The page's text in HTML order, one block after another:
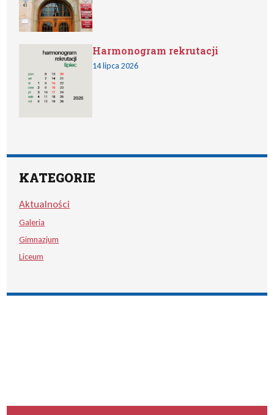
Harmonogram rekrutacji
14 lipca 2026
KATEGORIE
Aktualności
Galeria
Gimnazjum
Liceum